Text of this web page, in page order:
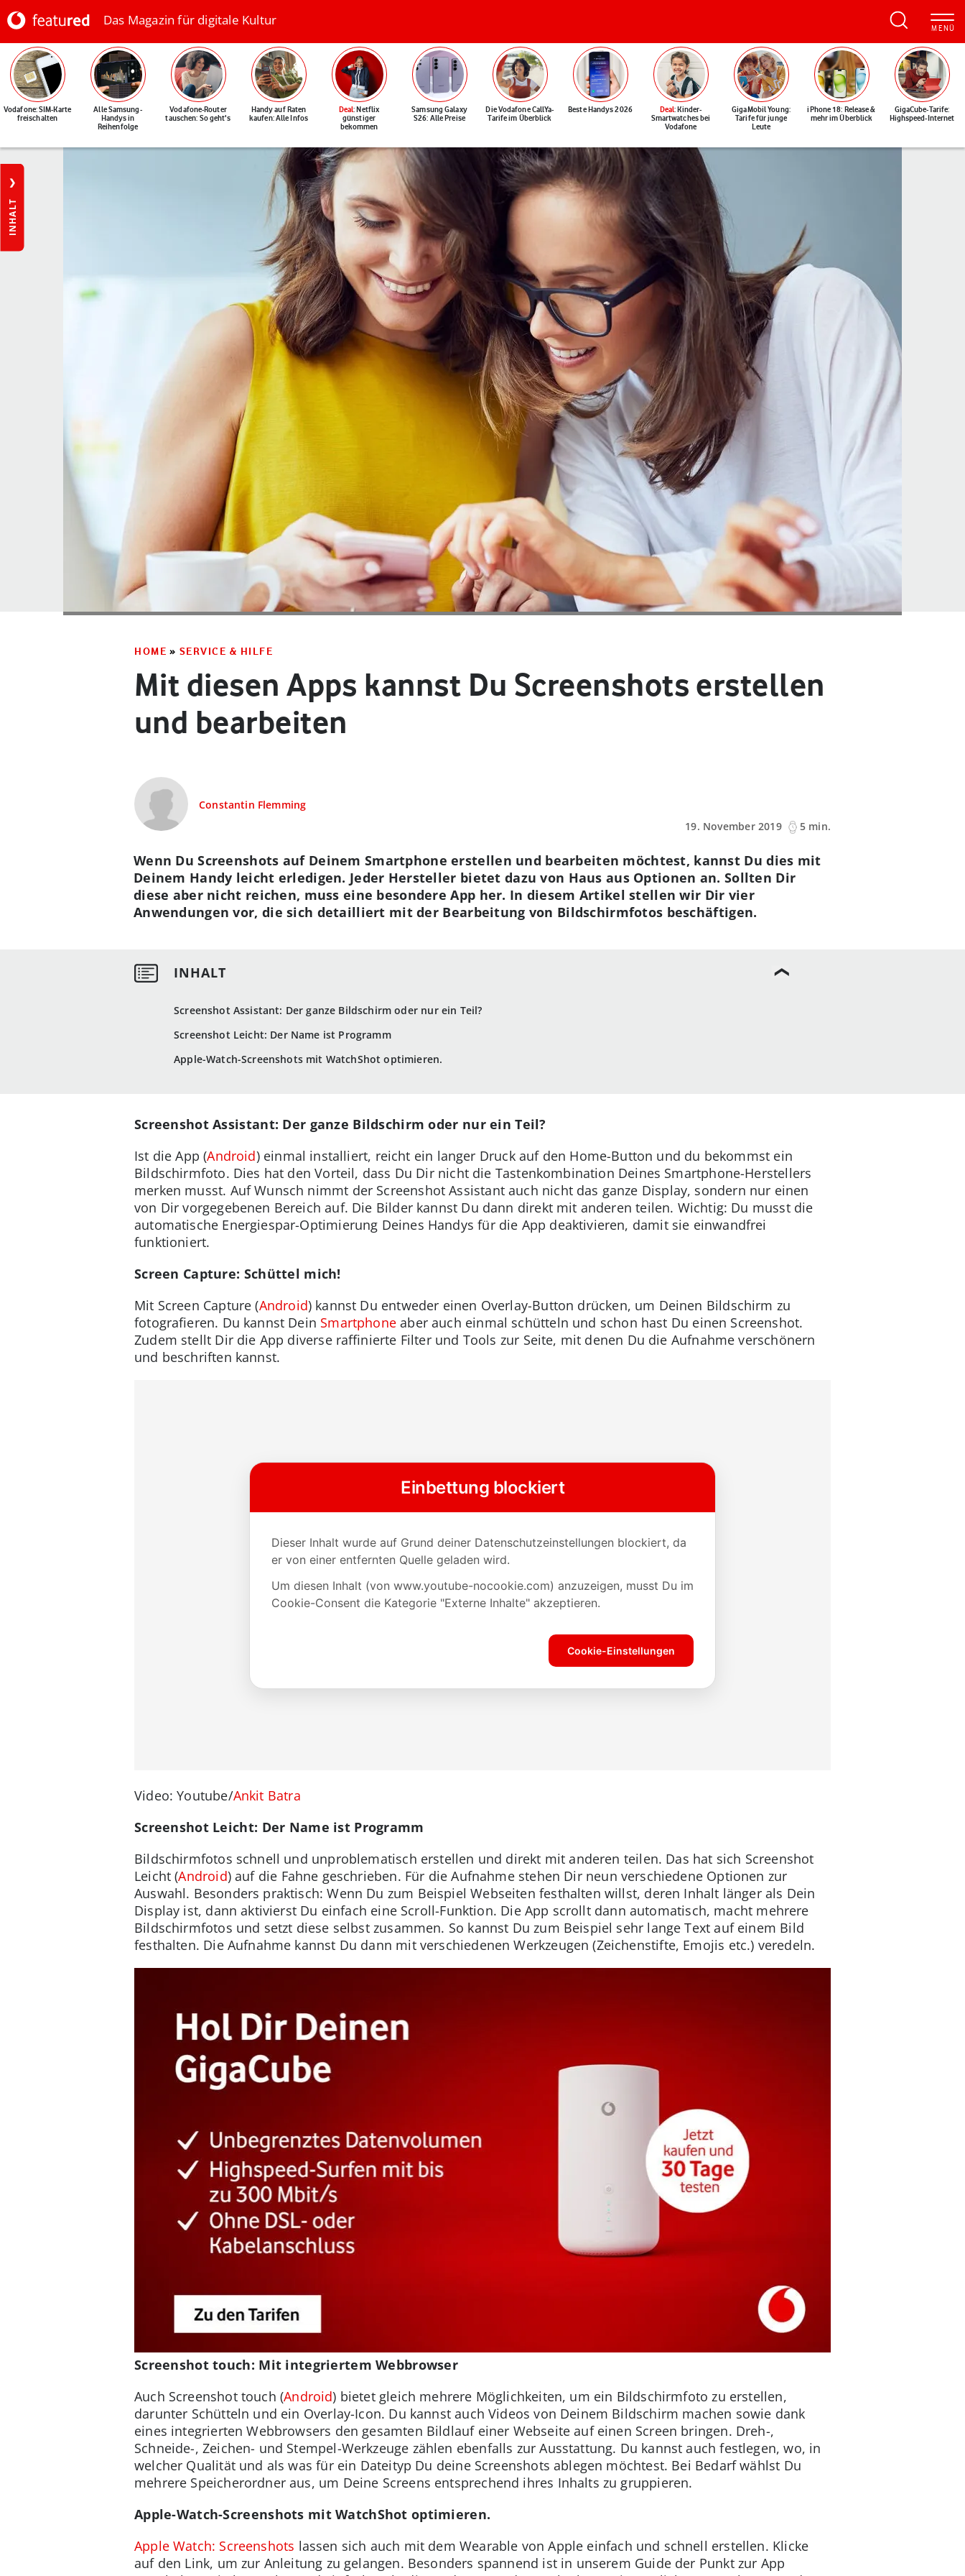
Das Magazin für digitale Kultur
Vodafone: SIM-Karte
freischalten
Alle Samsung-
Handys in
Reihenfolge
Vodafone-Router
tauschen: So geht's
Handy auf Raten
kaufen: Alle Infos
Deal: Netflix
günstiger
bekommen
Samsung Galaxy
S26: Alle Preise
Die Vodafone CallYa-
Tarife im Überblick
Beste Handys 2026 Deal: Kinder-
Smartwatches bei
Vodafone
GigaMobil Young:
Tarife für junge
Leute
iPhone 18: Release &
mehr im Überblick
GigaCube-Tarife:
Highspeed-Internet
INHALT
HOME » SERVICE & HILFE
Mit diesen Apps kannst Du Screenshots erstellen
und bearbeiten
Constantin Flemming
19. November 2019
5 min.
Screenshot Assistant: Der ganze Bildschirm oder nur ein Teil?
Screenshot Leicht: Der Name ist Programm
Apple-Watch-Screenshots mit WatchShot optimieren.
Wenn Du Screenshots auf Deinem Smartphone erstellen und bearbeiten möchtest, kannst Du dies mit
Deinem Handy leicht erledigen. Jeder Hersteller bietet dazu von Haus aus Optionen an. Sollten Dir
diese aber nicht reichen, muss eine besondere App her. In diesem Artikel stellen wir Dir vier
Anwendungen vor, die sich detailliert mit der Bearbeitung von Bildschirmfotos beschäftigen.
Screenshot Assistant: Der ganze Bildschirm oder nur ein Teil?
Ist die App (Android) einmal installiert, reicht ein langer Druck auf den Home-Button und du bekommst ein
Bildschirmfoto. Dies hat den Vorteil, dass Du Dir nicht die Tastenkombination Deines Smartphone-Herstellers
merken musst. Auf Wunsch nimmt der Screenshot Assistant auch nicht das ganze Display, sondern nur einen
von Dir vorgegebenen Bereich auf. Die Bilder kannst Du dann direkt mit anderen teilen. Wichtig: Du musst die
automatische Energiespar-Optimierung Deines Handys für die App deaktivieren, damit sie einwandfrei
funktioniert.
Screen Capture: Schüttel mich!
Mit Screen Capture (Android) kannst Du entweder einen Overlay-Button drücken, um Deinen Bildschirm zu
fotografieren. Du kannst Dein Smartphone aber auch einmal schütteln und schon hast Du einen Screenshot.
Zudem stellt Dir die App diverse raffinierte Filter und Tools zur Seite, mit denen Du die Aufnahme verschönern
und beschriften kannst.
Video: Youtube/Ankit Batra
Screenshot Leicht: Der Name ist Programm
Bildschirmfotos schnell und unproblematisch erstellen und direkt mit anderen teilen. Das hat sich Screenshot
Leicht (Android) auf die Fahne geschrieben. Für die Aufnahme stehen Dir neun verschiedene Optionen zur
Auswahl. Besonders praktisch: Wenn Du zum Beispiel Webseiten festhalten willst, deren Inhalt länger als Dein
Display ist, dann aktivierst Du einfach eine Scroll-Funktion. Die App scrollt dann automatisch, macht mehrere
Bildschirmfotos und setzt diese selbst zusammen. So kannst Du zum Beispiel sehr lange Text auf einem Bild
festhalten. Die Aufnahme kannst Du dann mit verschiedenen Werkzeugen (Zeichenstifte, Emojis etc.) veredeln.
Screenshot touch: Mit integriertem Webbrowser
Auch Screenshot touch (Android) bietet gleich mehrere Möglichkeiten, um ein Bildschirmfoto zu erstellen,
darunter Schütteln und ein Overlay-Icon. Du kannst auch Videos von Deinem Bildschirm machen sowie dank
eines integrierten Webbrowsers den gesamten Bildlauf einer Webseite auf einen Screen bringen. Dreh-,
Schneide-, Zeichen- und Stempel-Werkzeuge zählen ebenfalls zur Ausstattung. Du kannst auch festlegen, wo, in
welcher Qualität und als was für ein Dateityp Du deine Screenshots ablegen möchtest. Bei Bedarf wählst Du
mehrere Speicherordner aus, um Deine Screens entsprechend ihres Inhalts zu gruppieren.
Apple-Watch-Screenshots mit WatchShot optimieren.
Apple Watch: Screenshots lassen sich auch mit dem Wearable von Apple einfach und schnell erstellen. Klicke
auf den Link, um zur Anleitung zu gelangen. Besonders spannend ist in unserem Guide der Punkt zur App